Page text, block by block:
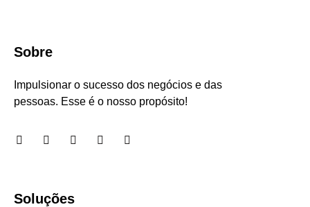
Sobre
Impulsionar o sucesso dos negócios e das
pessoas. Esse é o nosso propósito!
Soluções